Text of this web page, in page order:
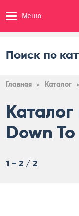
Меню
Поиск по
Главная Каталог
Down
1 - 2 / 2